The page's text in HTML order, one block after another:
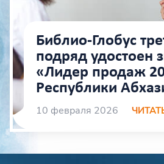
Библио‑Глобус
подряд удостоен
«Лидер продаж
Республики
10 февраля 2026